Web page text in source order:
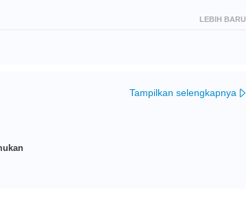
LEBIH BARU
Tampilkan selengkapnya